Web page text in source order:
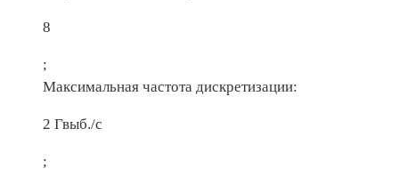
8
;
Максимальная частота дискретизации:
2 Гвыб./с
;